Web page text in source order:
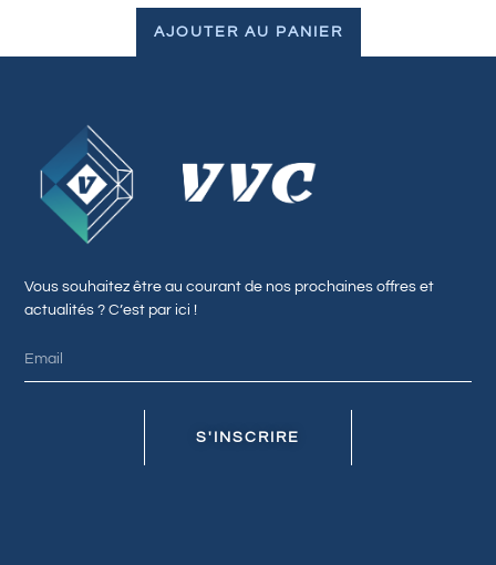
AJOUTER AU PANIER
Vous souhaitez être au courant de nos prochaines offres et
actualités ? C’est par ici !
S'INSCRIRE